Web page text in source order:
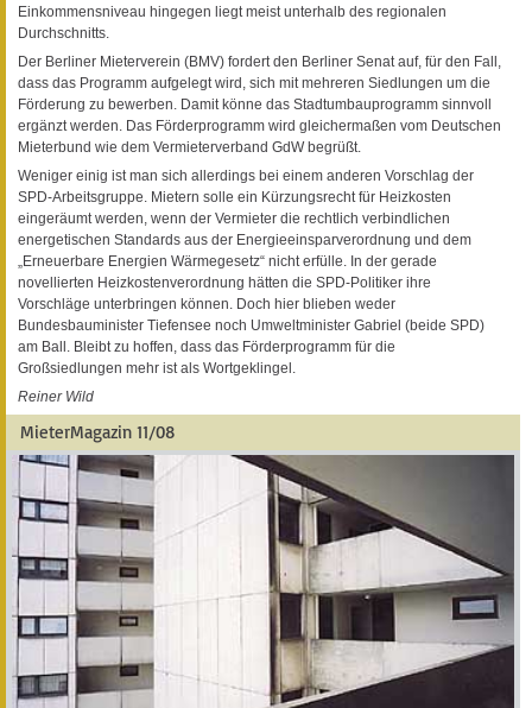
Einkommensniveau hingegen liegt meist unterhalb des regionalen
Durchschnitts.
Der Berliner Mieterverein (BMV) fordert den Berliner Senat auf, für den Fall,
dass das Programm aufgelegt wird, sich mit mehreren Siedlungen um die
Förderung zu bewerben. Damit könne das Stadtumbauprogramm sinnvoll
ergänzt werden. Das Förderprogramm wird gleichermaßen vom Deutschen
Mieterbund wie dem Vermieterverband GdW begrüßt.
Weniger einig ist man sich allerdings bei einem anderen Vorschlag der
SPD-Arbeitsgruppe. Mietern solle ein Kürzungsrecht für Heizkosten
eingeräumt werden, wenn der Vermieter die rechtlich verbindlichen
energetischen Standards aus der Energieeinsparverordnung und dem
„Erneuerbare Energien Wärmegesetz“ nicht erfülle. In der gerade
novellierten Heizkostenverordnung hätten die SPD-Politiker ihre
Vorschläge unterbringen können. Doch hier blieben weder
Bundesbauminister Tiefensee noch Umweltminister Gabriel (beide SPD)
am Ball. Bleibt zu hoffen, dass das Förderprogramm für die
Großsiedlungen mehr ist als Wortgeklingel.
Reiner Wild
MieterMagazin 11/08